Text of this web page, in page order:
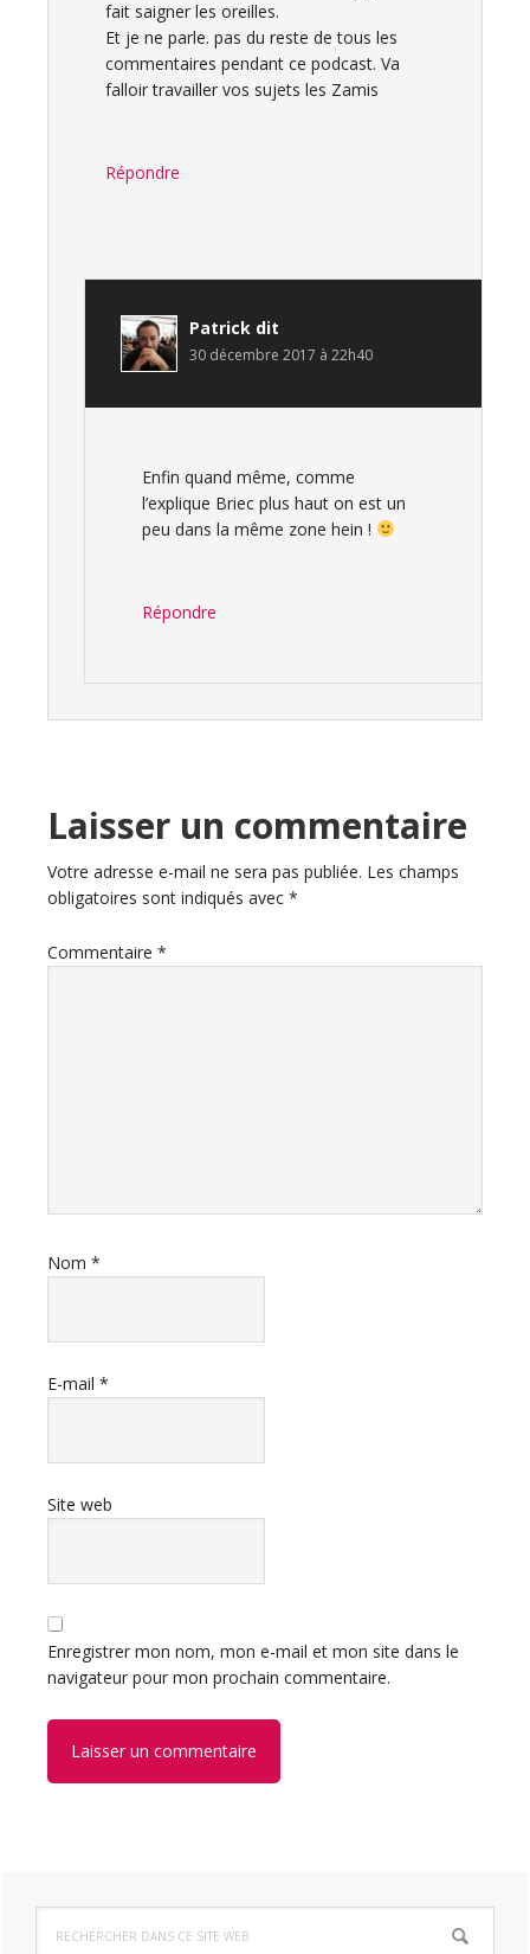
fait saigner les oreilles.
Et je ne parle. pas du reste de tous les
commentaires pendant ce podcast. Va
falloir travailler vos sujets les Zamis
Répondre
Patrick dit
30 décembre 2017 à 22h40
Enfin quand même, comme
l’explique Briec plus haut on est un
peu dans la même zone hein !
Répondre
Laisser un commentaire
Votre adresse e-mail ne sera pas publiée. Les champs
obligatoires sont indiqués avec *
Commentaire *
Nom *
E-mail *
Site web
Enregistrer mon nom, mon e-mail et mon site dans le
navigateur pour mon prochain commentaire.
Barre
dans